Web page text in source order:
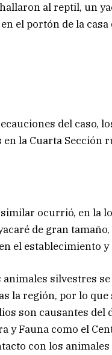
al reptil, un
el portón de la casa
del caso,
en la Cuarta Sección
ocurrió, en la
de gran
el establecimiento
animales silvestres
la región, por lo que
son causantes del
y Fauna como el
con los